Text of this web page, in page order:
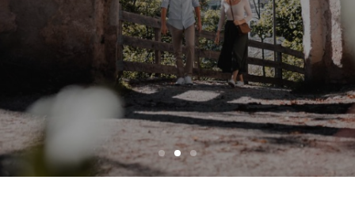
Martina Breakfast Lodge
Camere e appartamenti
Vivere le Dolomiti
Attività estive